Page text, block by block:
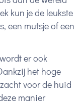
kun je de leukste
een mutsje of een
er ook
het hoge
voor de huid
manier